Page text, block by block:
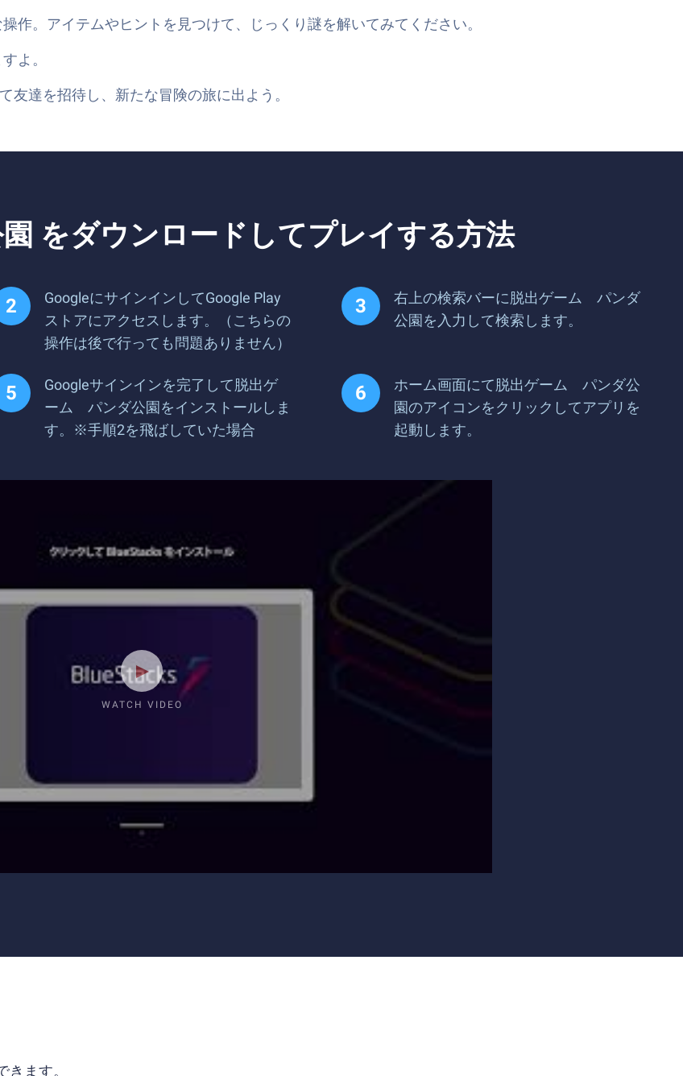
作。アイテムやヒントを見つけて、じっくり謎を解いてみてください。
よ。
達を招待し、新たな冒険の旅に出よう。
をダウンロードしてプレイする方法
GoogleにサインインしてGoogle Play
ストアにアクセスします。（こちらの
操作は後で行っても問題ありません）
右上の検索バーに脱出ゲーム パンダ
公園を入力して検索します。
Googleサインインを完了して脱出ゲ
ーム パンダ公園をインストールしま
す。※手順2を飛ばしていた場合
ホーム画面にて脱出ゲーム パンダ公
園のアイコンをクリックしてアプリを
起動します。
WATCH VIDEO
ます。